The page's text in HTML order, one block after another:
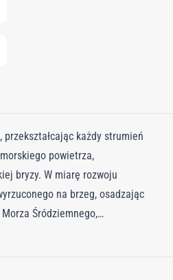
każdy strumień
powietrza,
bryzy. W miarę rozwoju
na brzeg, osadzając
Śródziemnego,
i zakrętką, Costa Azzurra
ucieczki, przenosząc